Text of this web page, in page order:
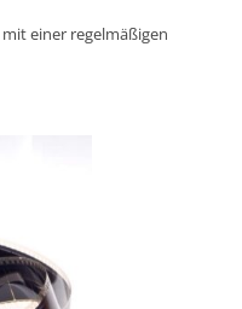
mit einer regelmäßigen